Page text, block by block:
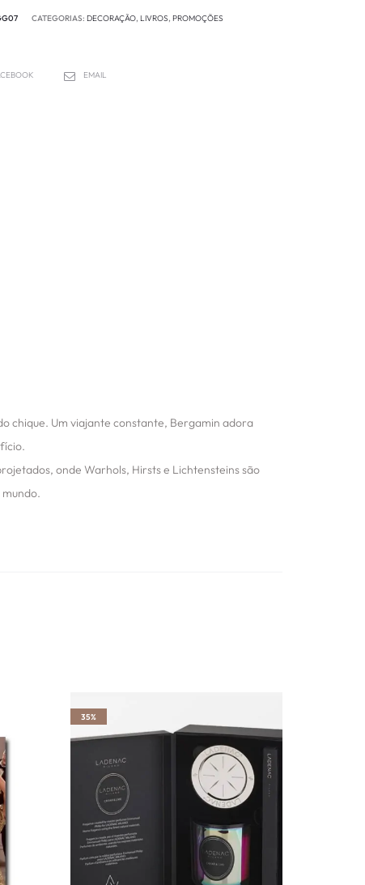
CATEGORIAS: DECORAÇÃO, LIVROS, PROMOÇÕES
EMAIL
chique. Um viajante constante, Bergamin adora
onde Warhols, Hirsts e Lichtensteins são
35%